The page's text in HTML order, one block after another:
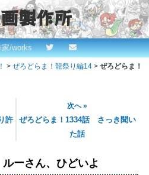
製作所
スタジオ！ willows.online
家/works
> ぜろどらま！龍祭り編14 > ぜろどらま！
許
次へ »
ぜろどらま！1334話 さっき聞い
た話
ーさん、ひどいよ